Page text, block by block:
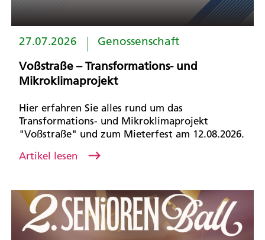
27.07.2026
Genossenschaft
Voßstraße – Transformations- und
Mikroklimaprojekt
Hier erfahren Sie alles rund um das
Transformations- und Mikroklimaprojekt
"Voßstraße" und zum Mieterfest am 12.08.2026.
Artikel lesen